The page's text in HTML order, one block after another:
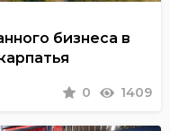
бизнеса в
0 1409